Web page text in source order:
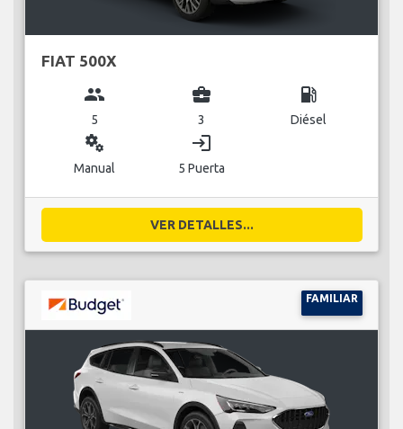
FIAT 500X
group
5
business_center
3
local_gas_station
Diésel
miscellaneous_services
Manual
login
5 Puerta
VER DETALLES...
FAMILIAR